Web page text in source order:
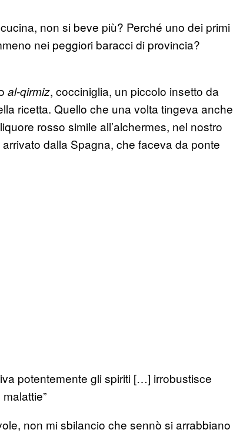
non si beve più? Perché uno dei primi
nei peggiori baracci di provincia?
al-qirmiz, cocciniglia, un piccolo insetto da
ricetta. Quello che una volta tingeva anche
rosso simile all’alchermes, nel nostro
dalla Spagna, che faceva da ponte
potentemente gli spiriti […] irrobustisce
non mi sbilancio che sennò si arrabbiano